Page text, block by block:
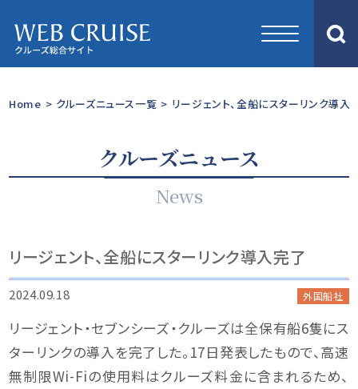
Home > クルーズニュース一覧 > リージェント、全船にスターリンク導入
クルーズニュース
News
リージェント、全船にスターリンク導入完了
2024.09.18 外国船社
リージェント・セブンシーズ・クルーズは全保有船6隻にス
ターリンクの導入を完了した。17日発表したもので、高速
無制限Wi-Fiの使用料はクルーズ料金に含まれるため、